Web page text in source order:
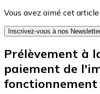
Vous avez aimé cet article
Inscrivez-vous à nos
Prélèvement à
paiement de
fonctionnement